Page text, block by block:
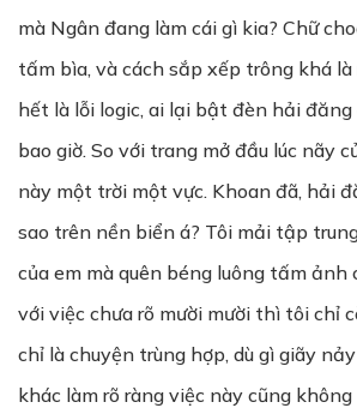
mà Ngân đang làm cái gì kia? Chữ
tấm bìa, và cách sắp xếp trông khá
hết là lỗi logic, ai lại bật đèn hải
bao giờ. So với trang mở đầu lúc nãy
này một trời một vực. Khoan đã, hải
sao trên nền biển á? Tôi mải tập
của em mà quên béng luông tấm ảnh
với việc chưa rõ mười mười thì tôi chỉ
chỉ là chuyện trùng hợp, dù gì giãy
khác làm rõ ràng việc này cũng